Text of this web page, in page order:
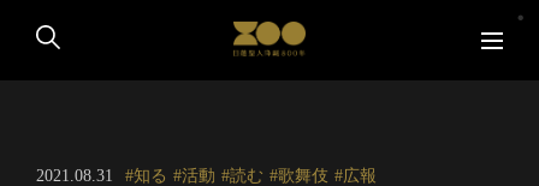
2021.08.31 知る 活動 読む 歌舞伎 広報